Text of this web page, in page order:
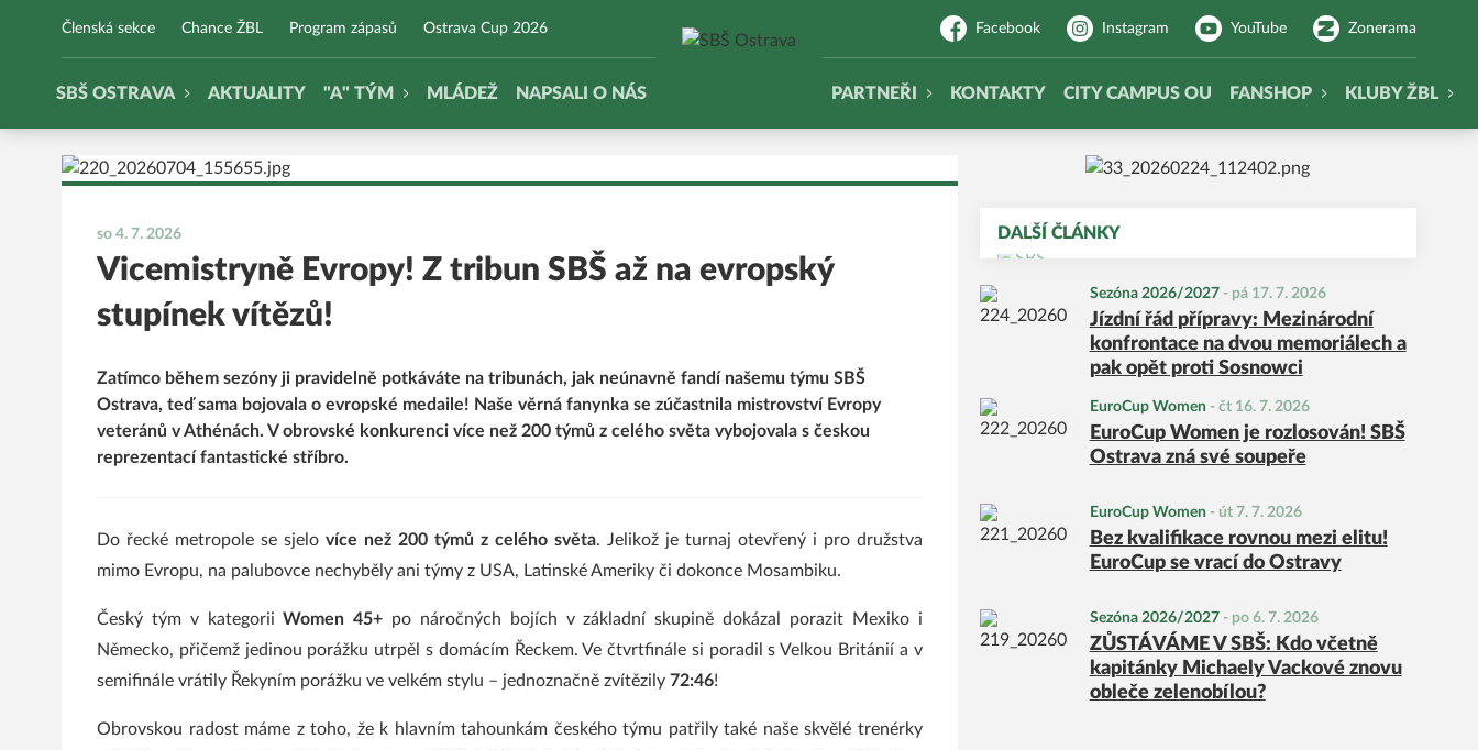
Členská sekce Chance ŽBL Program zápasů Ostrava Cup 2026 Facebook Instagram YouTube Zonerama
SBŠ OSTRAVA AKTUALITY "A" TÝM MLÁDEŽ NAPSALI O NÁS PARTNEŘI KONTAKTY CITY CAMPUS OU FANSHOP KLUBY ŽBL
DALŠÍ ČLÁNKY
Sezóna 2026/2027- pá 17. 7. 2026
Jízdní řád přípravy: Mezinárodní
konfrontace na dvou memoriálech a
pak opět proti Sosnowci
EuroCup Women - čt 16. 7. 2026
EuroCup Women je rozlosován! SBŠ
Ostrava zná své soupeře
EuroCup Women - út 7. 7. 2026
Bez kvalifikace rovnou mezi elitu!
EuroCup se vrací do Ostravy
Sezóna 2026/2027- po 6. 7. 2026
ZŮSTÁVÁME V SBŠ: Kdo včetně
kapitánky Michaely Vackové znovu
obleče zelenobílou?
so 4. 7. 2026
Vicemistryně Evropy! Z tribun SBŠ až na evropský
stupínek vítězů!
Zatímco během sezóny ji pravidelně potkáváte na tribunách, jak neúnavně fandí našemu týmu SBŠ
Ostrava, teď sama bojovala o evropské medaile! Naše věrná fanynka se zúčastnila mistrovství Evropy
veteránů v Athénách. V obrovské konkurenci více než 200 týmů z celého světa vybojovala s českou
reprezentací fantastické stříbro.
Do řecké metropole se sjelovíce než 200 týmů z celého světa. Jelikož je turnaj otevřený i pro družstva
mimo Evropu, na palubovce nechyběly ani týmy z USA, Latinské Ameriky či dokonce Mosambiku.
Český tým v kategoriiWomen 45+ po náročných bojích v základní skupině dokázal porazit Mexiko i
Německo, přičemž jedinou porážku utrpěl s domácím Řeckem. Ve čtvrtfinále si poradil s Velkou Británií a v
semifinále vrátily Řekyním porážku ve velkém stylu – jednoznačně zvítězily 72:46!
Obrovskou radost máme z toho, že k hlavním tahounkám českého týmu patřily také naše skvělé trenérky